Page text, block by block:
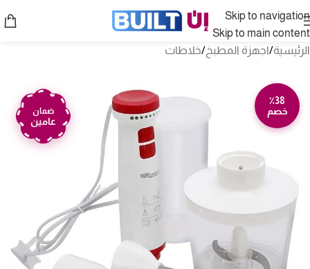
Skip to navigation
Skip to main content
الرئيسية/اجهزة المطبخ/خلاطات
٪38
خصم
ضمان
عامين